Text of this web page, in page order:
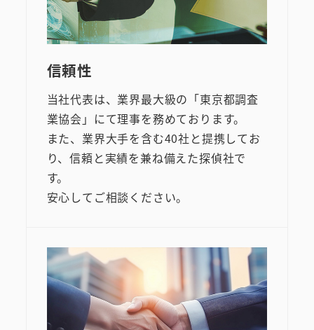
信頼性
当社代表は、業界最大級の「東京都調査
業協会」にて理事を務めております。
また、業界大手を含む40社と提携してお
り、信頼と実績を兼ね備えた探偵社で
す。
安心してご相談ください。